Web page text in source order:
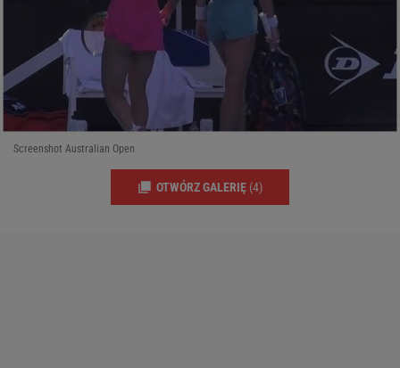
Screenshot Australian Open
OTWÓRZ GALERIĘ (4)